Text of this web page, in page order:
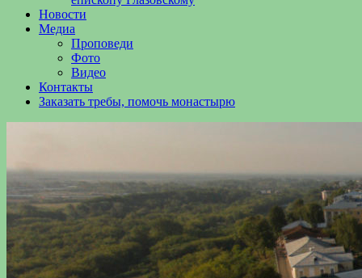
Новости
Медиа
Проповеди
Фото
Видео
Контакты
Заказать требы, помочь монастырю